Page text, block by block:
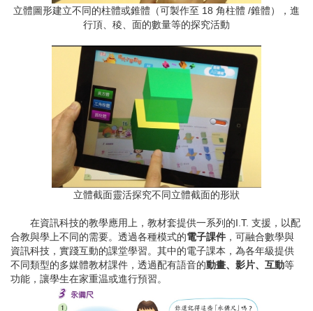
立體圖形建立不同的柱體或錐體（可製作至 18 角柱體 /錐體），進
行頂、稜、面的數量等的探究活動
立體截面靈活探究不同立體截面的形狀
在資訊科技的教學應用上，教材套提供一系列的I.T. 支援，以配
合教與學上不同的需要。透過各種模式的電子課件 ，可融合數學與
資訊科技，實踐互動的課堂學習。其中的電子課本，為各年級提供
不同類型的多媒體教材課件，透過配有語音的動畫、影片、互動等
功能，讓學生在家重温或進行預習。